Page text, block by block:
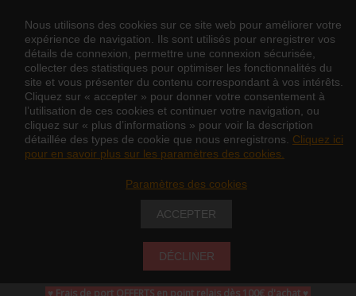
Nous utilisons des cookies sur ce site web pour améliorer votre
expérience de navigation. Ils sont utilisés pour enregistrer vos
détails de connexion, permettre une connexion sécurisée,
collecter des statistiques pour optimiser les fonctionnalités du
site et vous présenter du contenu correspondant à vos intérêts.
Cliquez sur « accepter » pour donner votre consentement à
l’utilisation de ces cookies et continuer votre navigation, ou
cliquez sur « plus d’informations » pour voir la description
détaillée des types de cookie que nous enregistrons. Cliquez ici
pour en savoir plus sur les paramètres des cookies.
Paramètres des cookies
ACCEPTER
DÉCLINER
♥ Frais de port OFFERTS en point relais dès 100€ d'achat ♥